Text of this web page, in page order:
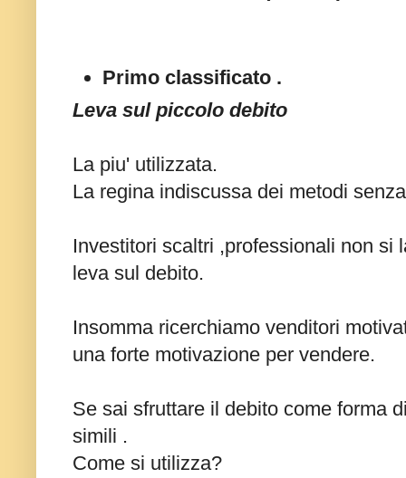
Primo classificato .
Leva sul piccolo debito
La piu' utilizzata.
La regina indiscussa dei metodi
Investitori scaltri ,professionali non si
leva sul debito.
Insomma ricerchiamo venditori
una forte motivazione per vendere.
Se sai sfruttare il debito come forma
simili .
Come si utilizza?